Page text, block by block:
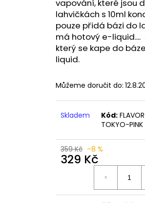
vapování, které jsou
lahvičkách s 10ml
pouze přidá bázi do
má hotový e-
který se kape do
liquid.
Můžeme doručit do:
Skladem Kód:
TOKYO-PINK
359 Kč –8 %
329 Kč
LIQUID LIQUA AMERICAN BLEND
6MG (AMERICKÝ MÍCHANÝ TABÁK)